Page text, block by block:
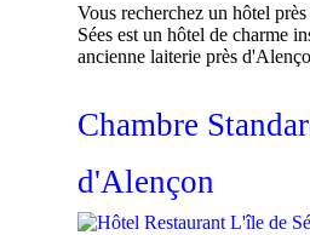
Vous recherchez un hôtel
Sées est un hôtel de charme
ancienne laiterie près
Chambre
d'Alençon